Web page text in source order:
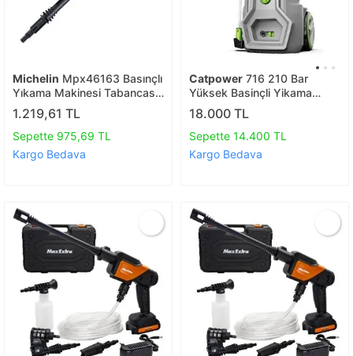
Michelin Mpx46163 Basınçlı
Yıkama Makinesi Tabancası
İçin Mızrak Uzatma Aparatı
1.219,61 TL
Sepette 975,69 TL
Kargo Bedava
Catpower 716 210 Bar
Yüksek Basinçli Yikama
Maki̇nesi̇ 2500w Köpük
Hazneli̇
18.000 TL
Sepette 14.400 TL
Kargo Bedava